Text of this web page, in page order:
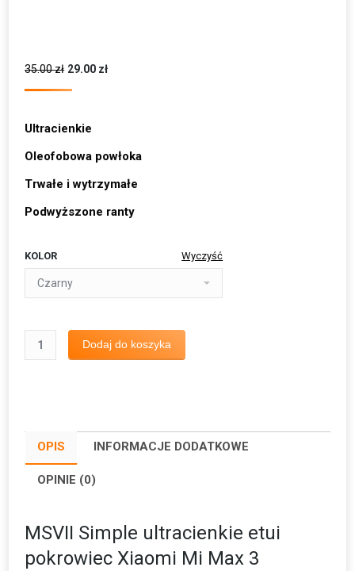
35.00zł 29.00 zł
Ultracienkie
Oleofobowa powłoka
Trwałe i wytrzymałe
Podwyższone ranty
KOLOR Wyczyść
ilość
MSVII
Dodaj do koszyka
OPIS INFORMACJE DODATKOWE
OPINIE (0)
MSVII Simple ultracienkie etui
pokrowiec Xiaomi Mi Max 3